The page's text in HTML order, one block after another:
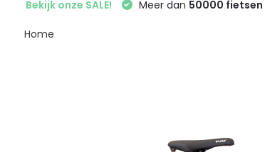
Bekijk onze SALE! Meer dan 50000 fietsen
Home